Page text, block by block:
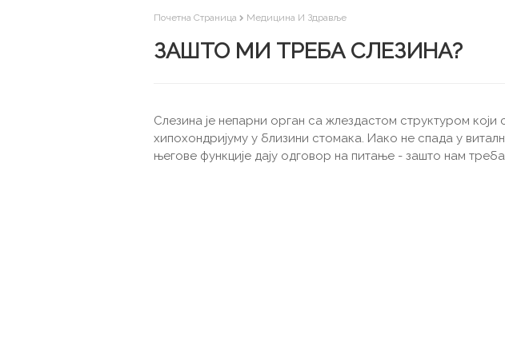
Почетна Страница Медицина И Здравље
ЗАШТО МИ ТРЕБА СЛЕЗИНА?
Слезина је непарни орган са жлездастом структуром који
хипохондријуму у близини стомака. Иако не спада у
његове функције дају одговор на питање - зашто нам